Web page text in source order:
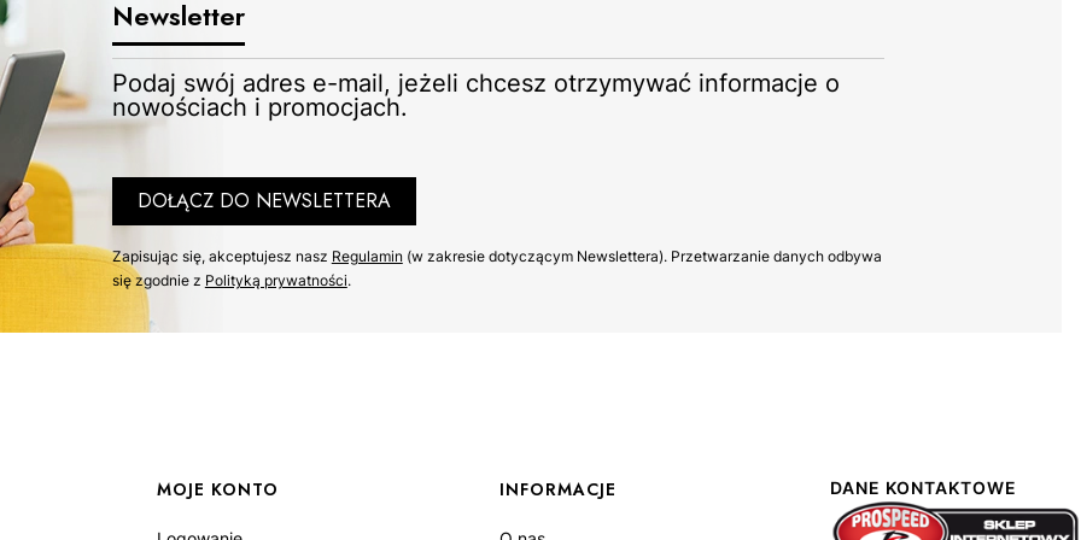
Newsletter
Podaj swój adres e-mail, jeżeli chcesz otrzymywać informacje o
nowościach i promocjach.
DOŁĄCZ DO NEWSLETTERA
Zapisując się, akceptujesz nasz ​ Regulamin​​​ (w zakresie dotyczącym Newslettera). Przetwarzanie danych odbywa
się zgodnie z ​ Polityką prywatności​​​.
MOJE KONTO INFORMACJE DANE KONTAKTOWE